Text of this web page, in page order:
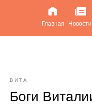
Главная Новости
ВИТА
Боги